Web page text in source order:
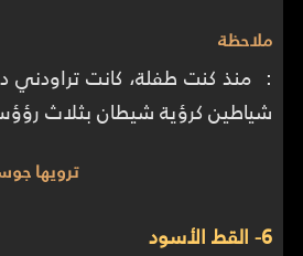
ملاحظة
: منذ كنت طفلة، كانت تراودني
شياطين كرؤية شيطان بثلاث
ترويها جوسلين (
6- القط الأسود